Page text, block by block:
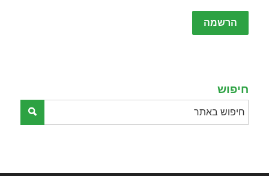
Please
leave
חיפוש